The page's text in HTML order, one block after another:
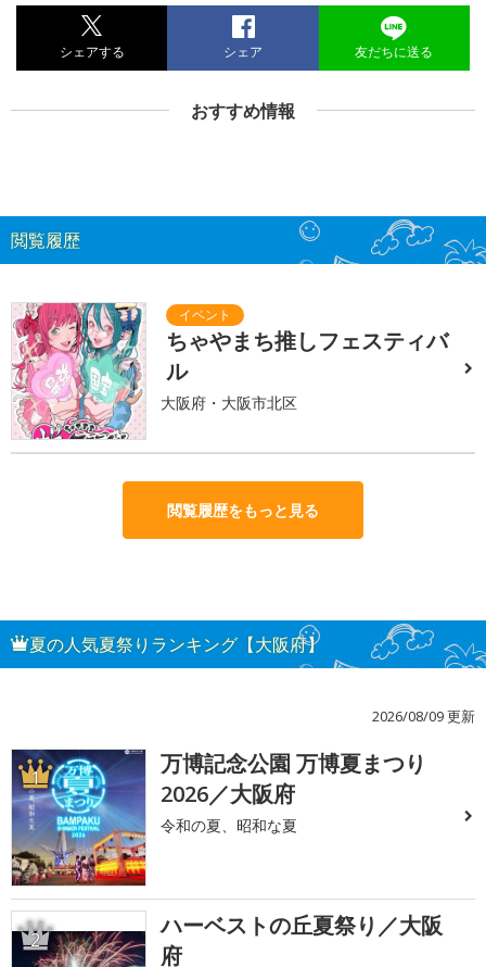
シェアする シェア 友だちに送る
おすすめ情報
閲覧履歴
ちゃやまち推しフェスティバ
ル
大阪府・大阪市北区
閲覧履歴をもっと見る
夏の人気夏祭りランキング【大阪府】
2026/08/09 更新
1
万博記念公園 万博夏まつり
2026／大阪府
令和の夏、昭和な夏
2
ハーベストの丘夏祭り／大阪
府